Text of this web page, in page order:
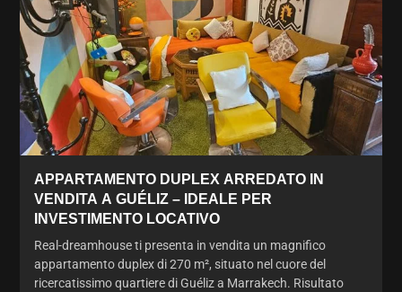
APPARTAMENTO DUPLEX ARREDATO IN
VENDITA A GUÉLIZ – IDEALE PER
INVESTIMENTO LOCATIVO
Real-dreamhouse ti presenta in vendita un magnifico
appartamento duplex di 270 m², situato nel cuore del
ricercatissimo quartiere di Guéliz a Marrakech. Risultato